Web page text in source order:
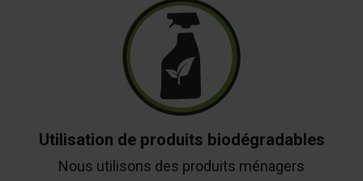
Utilisation de produits biodégradables
Nous utilisons des produits ménagers